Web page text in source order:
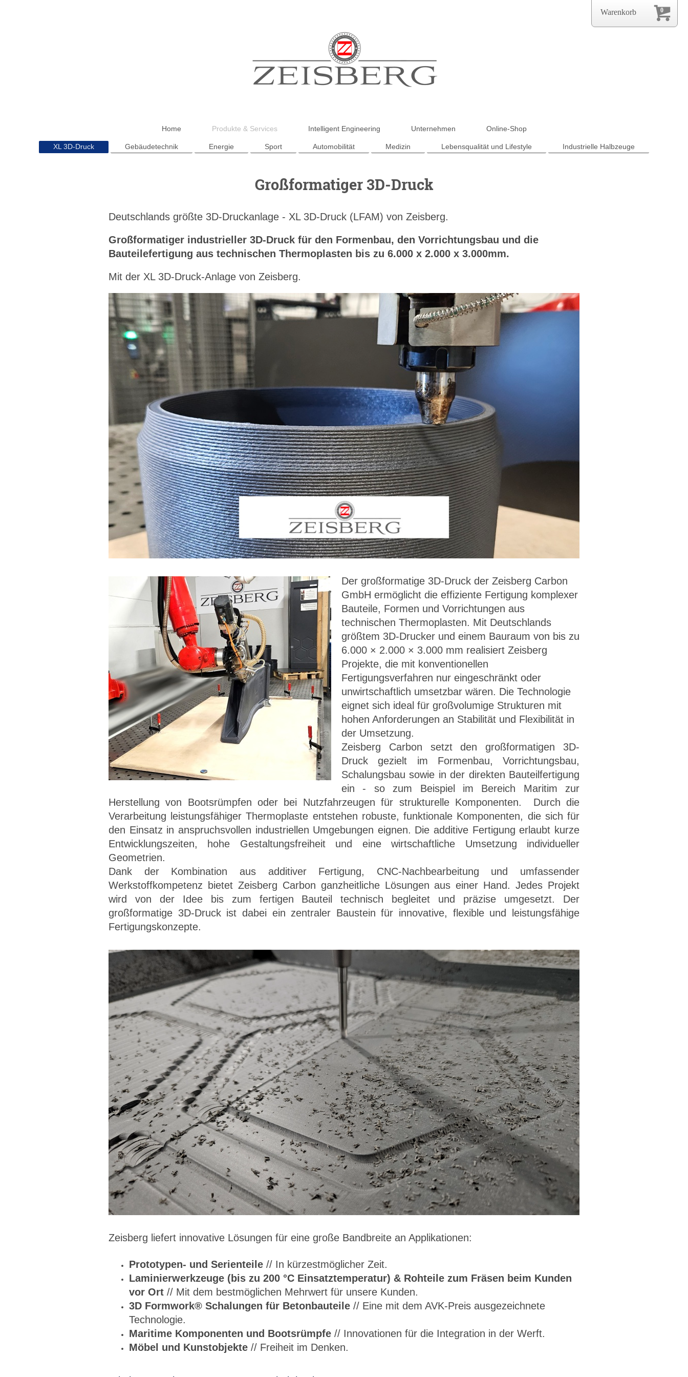
Home Produkte & Services Intelligent Engineering Unternehmen Online-Shop
XL 3D-Druck Gebäudetechnik Energie Sport Automobilität Medizin Lebensqualität und Lifestyle Industrielle Halbzeuge
Großformatiger 3D-Druck
Deutschlands größte 3D-Druckanlage - XL 3D-Druck (LFAM) von Zeisberg.
Großformatiger industrieller 3D-Druck für den Formenbau, den Vorrichtungsbau und die
Bauteilefertigung aus technischen Thermoplasten bis zu 6.000 x 2.000 x 3.000mm.
Mit der XL 3D-Druck-Anlage von Zeisberg.
Der großformatige 3D-Druck der Zeisberg Carbon
GmbH ermöglicht die effiziente Fertigung komplexer
Bauteile, Formen und Vorrichtungen aus
technischen Thermoplasten. Mit Deutschlands
größtem 3D-Drucker und einem Bauraum von bis zu
6.000 × 2.000 × 3.000 mm realisiert Zeisberg
Projekte, die mit konventionellen
Fertigungsverfahren nur eingeschränkt oder
unwirtschaftlich umsetzbar wären. Die Technologie
eignet sich ideal für großvolumige Strukturen mit
hohen Anforderungen an Stabilität und Flexibilität in
der Umsetzung.
Zeisberg Carbon setzt den großformatigen 3D-
Druck gezielt im Formenbau, Vorrichtungsbau,
Schalungsbau sowie in der direkten Bauteilfertigung
ein - so zum Beispiel im Bereich Maritim zur
Herstellung von Bootsrümpfen oder bei Nutzfahrzeugen für strukturelle Komponenten. Durch die
Verarbeitung leistungsfähiger Thermoplaste entstehen robuste, funktionale Komponenten, die sich für
den Einsatz in anspruchsvollen industriellen Umgebungen eignen. Die additive Fertigung erlaubt kurze
Entwicklungszeiten, hohe Gestaltungsfreiheit und eine wirtschaftliche Umsetzung individueller
Geometrien.
Dank der Kombination aus additiver Fertigung, CNC-Nachbearbeitung und umfassender
Werkstoffkompetenz bietet Zeisberg Carbon ganzheitliche Lösungen aus einer Hand. Jedes Projekt
wird von der Idee bis zum fertigen Bauteil technisch begleitet und präzise umgesetzt. Der
großformatige 3D-Druck ist dabei ein zentraler Baustein für innovative, flexible und leistungsfähige
Fertigungskonzepte.
Zeisberg liefert innovative Lösungen für eine große Bandbreite an Applikationen:
Prototypen- und Serienteile // In kürzestmöglicher Zeit.
Laminierwerkzeuge (bis zu 200 °C Einsatztemperatur) & Rohteile zum Fräsen beim Kunden
vor Ort // Mit dem bestmöglichen Mehrwert für unsere Kunden.
3D Formwork® Schalungen für Betonbauteile // Eine mit dem AVK-Preis ausgezeichnete
Technologie.
Maritime Komponenten und Bootsrümpfe // Innovationen für die Integration in der Werft.
Möbel und Kunstobjekte // Freiheit im Denken.
0
Warenkorb